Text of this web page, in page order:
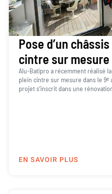
Pose d’un
cintre sur mesure
Alu-Batipro a récemment réalisé
plein cintre sur mesure dans le
projet s’inscrit dans une
EN SAVOIR PLUS